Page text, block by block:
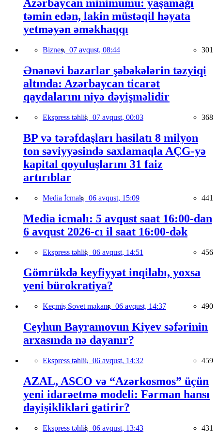
Azərbaycan minimumu: yaşamağı
təmin edən, lakin müstəqil həyata
yetməyən əməkhaqqı
Biznes, 07 avqust, 08:44 301
Ənənəvi bazarlar şəbəkələrin təzyiqi
altında: Azərbaycan ticarət
qaydalarını niyə dəyişməlidir
Ekspress təhlil, 07 avqust, 00:03 368
BP və tərəfdaşları hasilatı 8 milyon
ton səviyyəsində saxlamaqla AÇG-yə
kapital qoyuluşlarını 31 faiz
artırıblar
Media İcmalı, 06 avqust, 15:09 441
Media icmalı: 5 avqust saat 16:00-dan
6 avqust 2026-cı il saat 16:00-dək
Ekspress təhlil, 06 avqust, 14:51 456
Gömrükdə keyfiyyət inqilabı, yoxsa
yeni bürokratiya?
Keçmiş Sovet məkanı, 06 avqust, 14:37 490
Ceyhun Bayramovun Kiyev səfərinin
arxasında nə dayanır?
Ekspress təhlil, 06 avqust, 14:32 459
AZAL, ASCO və “Azərkosmos” üçün
yeni idarəetmə modeli: Fərman hansı
dəyişiklikləri gətirir?
Ekspress təhlil, 06 avqust, 13:43 431